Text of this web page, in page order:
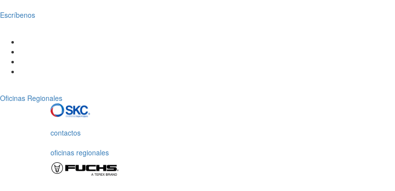
Escríbenos
Oficinas Regionales
contactos
oficinas regionales